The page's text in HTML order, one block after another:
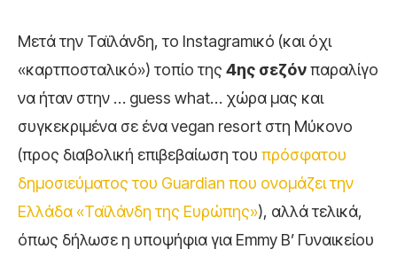
Μετά την Ταϊλάνδη, το Instagramικό (και όχι
«καρτποσταλικό») τοπίο της 4ης σεζόνπαραλίγο
να ήταν στην … guess what… χώρα μας και
συγκεκριμένα σε ένα vegan resort στη Μύκονο
(προς διαβολική επιβεβαίωση του πρόσφατου
δημοσιεύματος του Guardian που ονομάζει την
Ελλάδα «Ταϊλάνδη της Ευρώπης»), αλλά τελικά,
όπως δήλωσε η υποψήφια για Emmy Β’ Γυναικείου